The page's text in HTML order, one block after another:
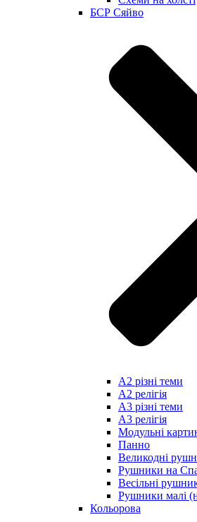
БСР Сяйво
А2 різні теми
А2 релігія
А3 різні теми
А3 релігія
Модульні
Панно
Великодні
Рушники на
Весільні
Рушники малі
Кольорова